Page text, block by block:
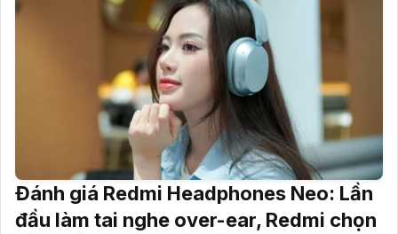
Đánh giá Redmi Headphones Neo: Lần
đầu làm tai nghe over-ear, Redmi chọn